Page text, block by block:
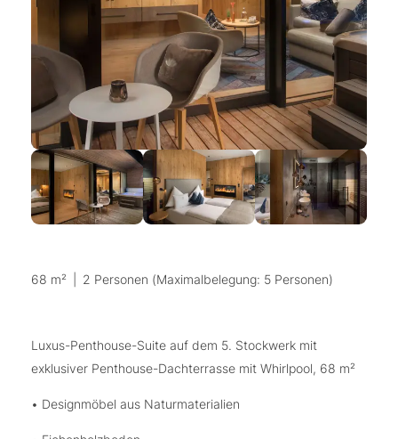
68 m² 2 Personen (Maximalbelegung: 5 Personen)
Luxus-Penthouse-Suite auf dem 5. Stockwerk mit
exklusiver Penthouse-Dachterrasse mit Whirlpool, 68 m²
• Designmöbel aus Naturmaterialien